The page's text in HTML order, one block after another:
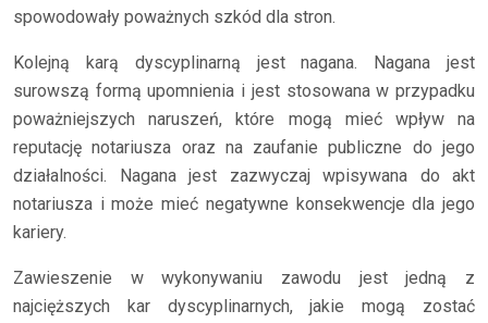
spowodowały poważnych szkód dla stron.
Kolejną karą dyscyplinarną jest nagana. Nagana jest
surowszą formą upomnienia i jest stosowana w przypadku
poważniejszych naruszeń, które mogą mieć wpływ na
reputację notariusza oraz na zaufanie publiczne do jego
działalności. Nagana jest zazwyczaj wpisywana do akt
notariusza i może mieć negatywne konsekwencje dla jego
kariery.
Zawieszenie w wykonywaniu zawodu jest jedną z
najcięższych kar dyscyplinarnych, jakie mogą zostać